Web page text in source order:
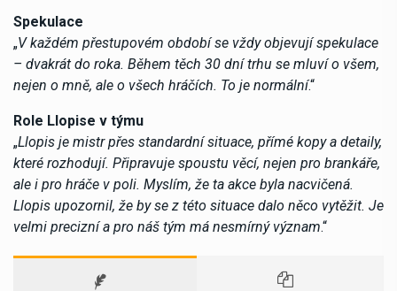
Spekulace
„V každém přestupovém období se vždy objevují spekulace
– dvakrát do roka. Během těch 30 dní trhu se mluví o všem,
nejen o mně, ale o všech hráčích. To je normální.“
Role Llopise v týmu
„Llopis je mistr přes standardní situace, přímé kopy a detaily,
které rozhodují. Připravuje spoustu věcí, nejen pro brankáře,
ale i pro hráče v poli. Myslím, že ta akce byla nacvičená.
Llopis upozornil, že by se z této situace dalo něco vytěžit. Je
velmi precizní a pro náš tým má nesmírný význam.“